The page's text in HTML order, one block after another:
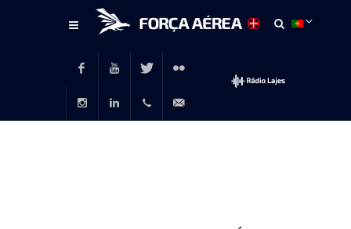
FacebookYoutubeTwitter Flickr